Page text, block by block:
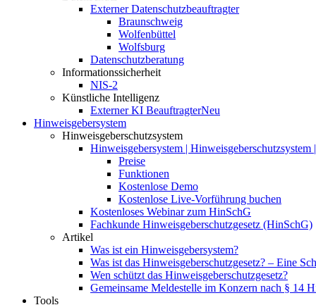
Externer Datenschutzbeauftragter
Braunschweig
Wolfenbüttel
Wolfsburg
Datenschutzberatung
Informationssicherheit
NIS-2
Künstliche Intelligenz
Externer KI BeauftragterNeu
Hinweisgebersystem
Hinweisgeberschutzsystem
Hinweisgebersystem | Hinweisgeberschutzsystem
Preise
Funktionen
Kostenlose Demo
Kostenlose Live-Vorführung buchen
Kostenloses Webinar zum HinSchG
Fachkunde Hinweisgeberschutzgesetz (HinSchG)
Artikel
Was ist ein Hinweisgebersystem?
Was ist das Hinweisgeberschutzgesetz? – Eine
Wen schützt das Hinweisgeberschutzgesetz?
Gemeinsame Meldestelle im Konzern nach § 14
Tools